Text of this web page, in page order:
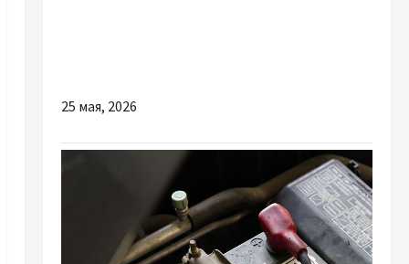
25 мая, 2026